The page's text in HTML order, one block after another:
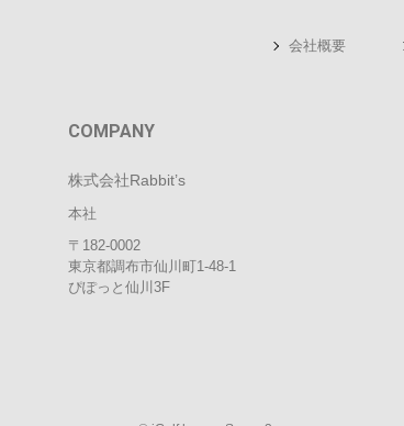
会社概要
COMPANY
株式会社Rabbit’s
本社
〒182-0002
東京都調布市仙川町1-48-1
ぴぽっと仙川3F